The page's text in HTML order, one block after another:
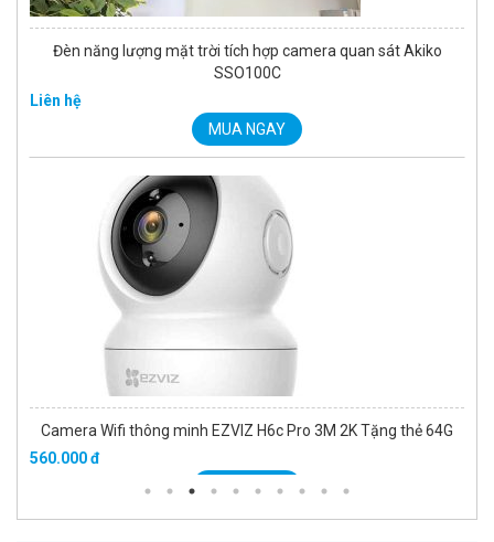
Đèn năng lượng mặt trời tích hợp camera quan sát Akiko
SSO100C
Liên hệ
MUA NGAY
Camera Wifi thông minh EZVIZ H6c Pro 3M 2K Tặng thẻ 64G
560.000 đ
MUA NGAY